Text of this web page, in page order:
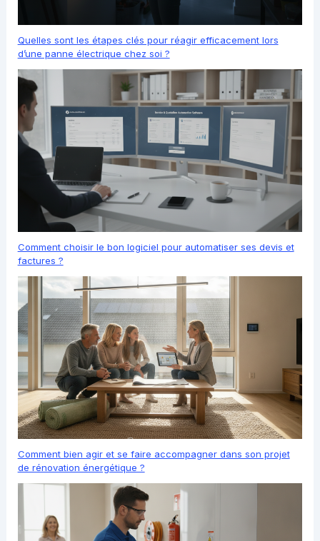
Quelles sont les étapes clés pour réagir efficacement lors
d’une panne électrique chez soi ?
Comment choisir le bon logiciel pour automatiser ses devis et
factures ?
Comment bien agir et se faire accompagner dans son projet
de rénovation énergétique ?